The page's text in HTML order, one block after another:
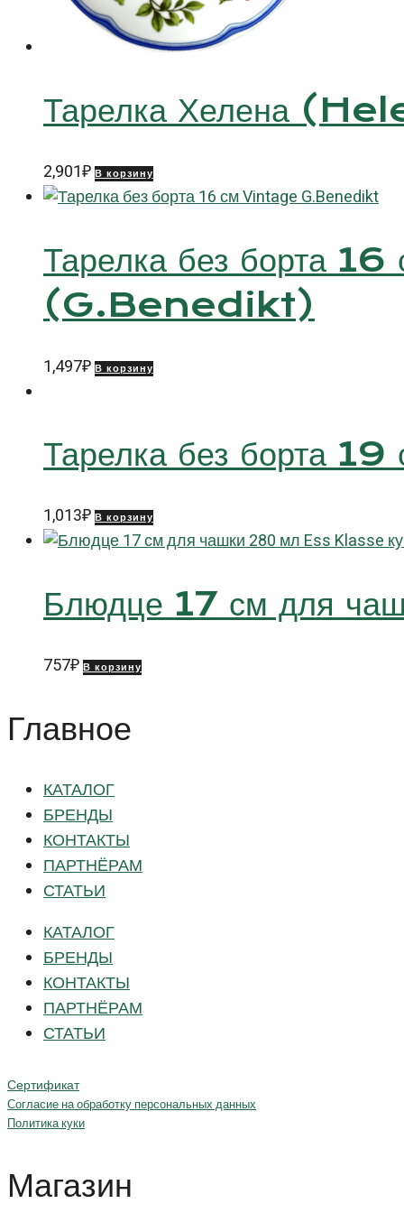
Тарелка Хелена
2,901₽ В корзину
Тарелка без борта
(G.Benedikt)
1,497₽ В корзину
Тарелка без борта
1,013₽ В корзину
Блюдце 17 см для
757₽ В корзину
Главное
КАТАЛОГ
БРЕНДЫ
КОНТАКТЫ
ПАРТНЁРАМ
СТАТЬИ
КАТАЛОГ
БРЕНДЫ
КОНТАКТЫ
ПАРТНЁРАМ
СТАТЬИ
Сертификат
Согласие на обработку персональных данных
Политика куки
Магазин